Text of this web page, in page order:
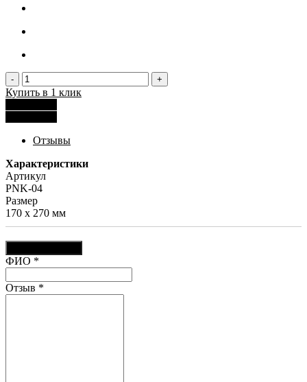
- +
Купить в 1 клик
Отзывы
Характеристики
Артикул
PNK-04
Размер
170 х 270 мм
Ваш отзыв был отправлен!
ФИО *
Отзыв *